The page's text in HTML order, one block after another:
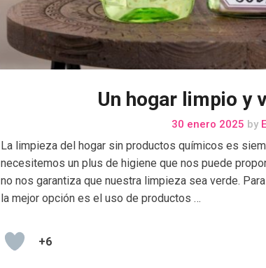
Un hogar limpio y
30 enero 2025 by
La limpieza del hogar sin productos químicos es
necesitemos un plus de higiene que nos puede
no nos garantiza que nuestra limpieza sea verde.
la mejor opción es el uso de productos …
+6